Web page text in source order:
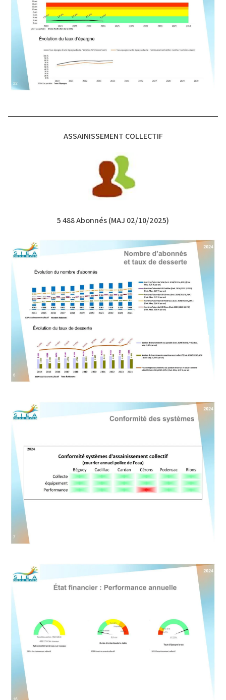
ASSAINISSEMENT COLLECTIF
5 488 Abonnés (MAJ 02/10/2025)